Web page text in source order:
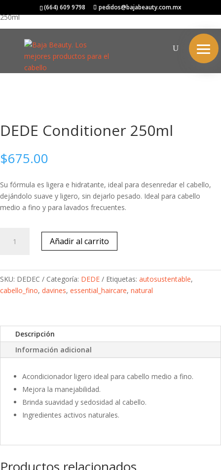
(664) 609 9798 pedidos@bajabeauty.com.mx
DAVINES/ESSENTIAL HAIRCARE/DEDE/ DEDE Conditioner
250ml
DEDE Conditioner 250ml
$675.00
Su fórmula es ligera e hidratante, ideal para desenredar el cabello,
dejándolo suave y ligero, sin dejarlo pesado. Ideal para cabello
medio a fino y para lavados frecuentes.
Conditioner
Añadir al carrito
SKU: DEDEC Categoría: DEDE Etiquetas: autosustentable,
cabello_fino, davines, essential_haircare, natural
Descripción
Información adicional
Acondicionador ligero ideal para cabello medio a fino.
Mejora la manejabilidad.
Brinda suavidad y sedosidad al cabello.
Ingredientes activos naturales.
Productos relacionados